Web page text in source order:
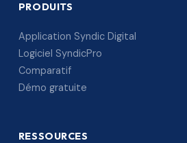
PRODUITS
Application Syndic Digital
Logiciel SyndicPro
Comparatif
Démo gratuite
RESSOURCES